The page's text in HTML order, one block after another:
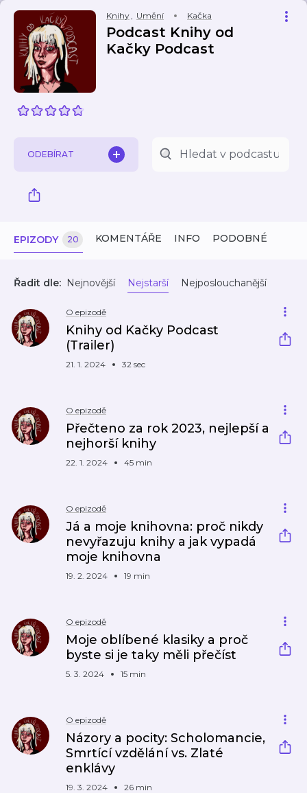
Knihy, Umění Kačka
Podcast Knihy od
Kačky Podcast
ODEBÍRAT
EPIZODY 20 KOMENTÁŘE INFO PODOBNÉ
Řadit dle: Nejnovější Nejstarší Nejposlouchanější
O epizodě
Knihy od Kačky Podcast
(Trailer)
21. 1. 2024 32 sec
O epizodě
Přečteno za rok 2023, nejlepší a
nejhorší knihy
22. 1. 2024 45 min
O epizodě
Já a moje knihovna: proč nikdy
nevyřazuju knihy a jak vypadá
moje knihovna
19. 2. 2024 19 min
O epizodě
Moje oblíbené klasiky a proč
byste si je taky měli přečíst
5. 3. 2024 15 min
O epizodě
Názory a pocity: Scholomancie,
Smrtící vzdělání vs. Zlaté
enklávy
19. 3. 2024 26 min